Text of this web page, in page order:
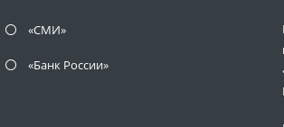
«СМИ»
«Банк России»